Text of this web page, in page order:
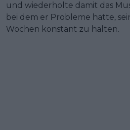
und wiederholte damit das
bei dem er Probleme hatte,
Wochen konstant zu halten.